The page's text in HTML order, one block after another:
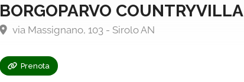
BORGOPARVO COUNTRYVILLA
via Massignano, 103 - Sirolo AN
Prenota